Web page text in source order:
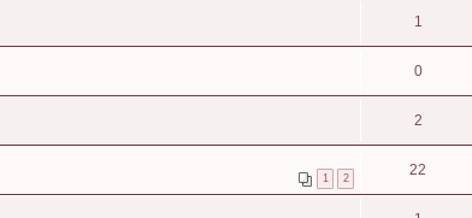
1
0
2
1 2 22